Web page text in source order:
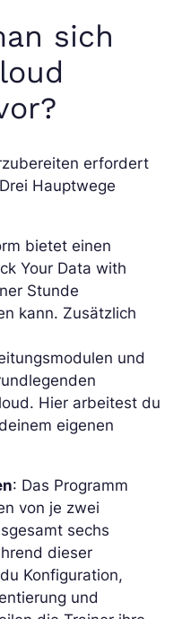
sich
erfordert
Hauptwege
bietet einen
Your Data with
Stunde
kann. Zusätzlich
und
Hier arbeitest du
eigenen
: Das Programm
von je zwei
sechs
dieser
Konfiguration,
und